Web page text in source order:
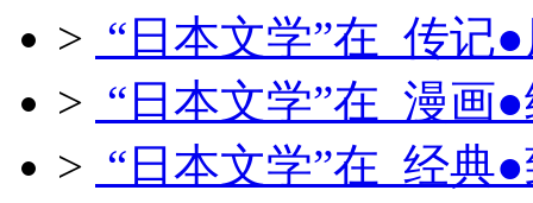
> “日本文学”在 传记
> “日本文学”在 漫画
> “日本文学”在 经典